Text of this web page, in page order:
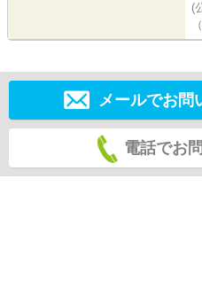
(
メールでお問
電話でお